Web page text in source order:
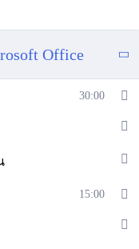
Office
30:00
15:00